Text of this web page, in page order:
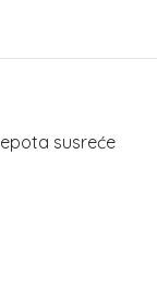
susreće